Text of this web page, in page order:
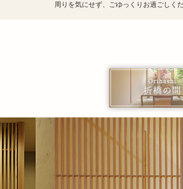
周りを気にせず、ごゆっくりお過ごしくだ